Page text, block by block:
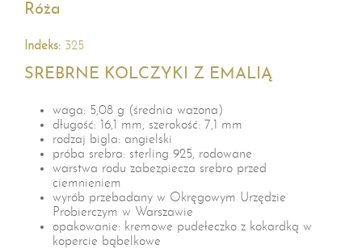
Róża
Indeks: 325
SREBRNE KOLCZYKI Z EMALIĄ
waga: 5,08 g (średnia ważona)
długość: 16,1 mm, szerokość: 7,1 mm
rodzaj bigla: angielski
próba srebra: sterling 925, rodowane
warstwa rodu zabezpiecza srebro przed
ciemnieniem
wyrób przebadany w Okręgowym Urzędzie
Probierczym w Warszawie
opakowanie: kremowe pudełeczko z kokardką w
kopercie bąbelkowe